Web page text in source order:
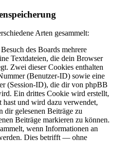
Arten gesammelt:
des Boards mehrere
Textdateien, die dein Browser
Zwei dieser Cookies enthalten
(Benutzer-ID) sowie eine
(Session-ID), die dir von phpBB
Ein drittes Cookie wird erstellt,
hast und wird dazu verwendet,
dir gelesenen Beiträge zu
Beiträge markieren zu können.
wenn Informationen an
Dies betrifft — ohne